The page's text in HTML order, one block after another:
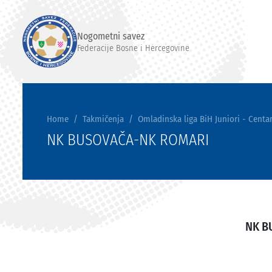
Nogometni savez
Federacije Bosne i Hercegovine
Home Takmičenja Omladinska liga BiH Juniori -
NK BUSOVAČA-NK ROMARI
NK